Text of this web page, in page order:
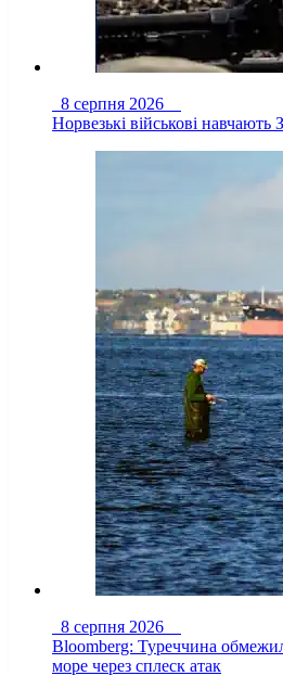
8 серпня 2026
Норвезькі військові навчають
8 серпня 2026
Bloomberg: Туреччина
море через сплеск атак